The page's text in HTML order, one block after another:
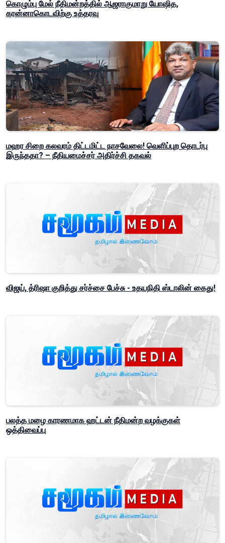
கொழும்பு மேல் நீதிமன்றத்தில் ஆஜராகுமாறு யோஷித,
கரன்னாகொடவிற்கு உத்தரவு
மஹர சிறை கலவரம் திட்டமிட்ட நாசவேலை! வெளிப்புற தொடர்பு
இருந்ததா? – நீதியமைச்சர் அதிர்ச்சி தகவல்
விஜய், த்ரிஷா குறித்து சர்ச்சை பேச்சு - உதயநிதி ஸ்டாலின் கைது!
பலத்த மழை காரணமாக ஹட்டன் நீதிமன்ற வழக்குகள்
ஒத்திவைப்பு